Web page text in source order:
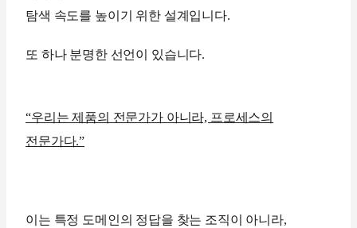
탐색 속도를 높이기 위한 설계입니다.
또 하나 분명한 선언이 있습니다.
“우리는 제품의 전문가가 아니라, 프로세스의
전문가다.”
이는 특정 도메인의 정답을 찾는 조직이 아니라,